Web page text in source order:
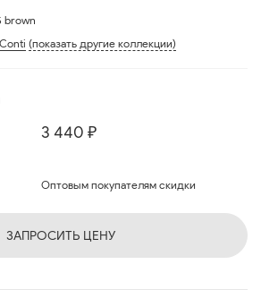
brown
(показать другие коллекции)
3 440 ₽
Оптовым покупателям скидки
ЗАПРОСИТЬ ЦЕНУ